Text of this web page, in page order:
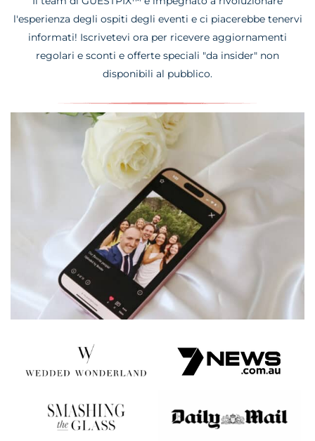
l'esperienza degli ospiti degli eventi e ci piacerebbe tenervi
informati! Iscrivetevi ora per ricevere aggiornamenti
regolari e sconti e offerte speciali "da insider" non
disponibili al pubblico.